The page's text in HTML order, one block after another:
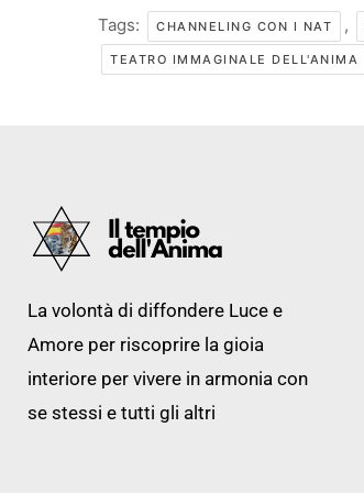
Tags: CHANNELING CON I NAT ,
TEATRO IMMAGINALE DELL'ANIMA
La volontà di diffondere Luce e
Amore per riscoprire la gioia
interiore per vivere in armonia con
se stessi e tutti gli altri